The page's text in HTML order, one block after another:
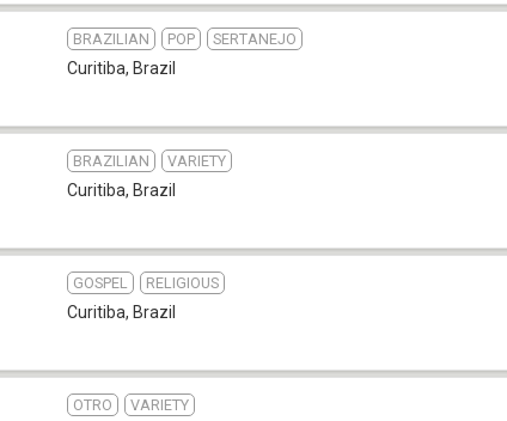
BRAZILIAN POP SERTANEJO
Curitiba, Brazil
BRAZILIAN VARIETY
Curitiba, Brazil
GOSPEL RELIGIOUS
Curitiba, Brazil
OTRO VARIETY